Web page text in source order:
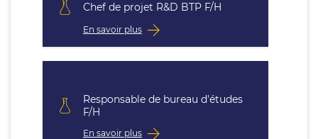
Chef de projet R&D BTP F/H
En savoir plus
Responsable de bureau d'études
F/H
En savoir plus